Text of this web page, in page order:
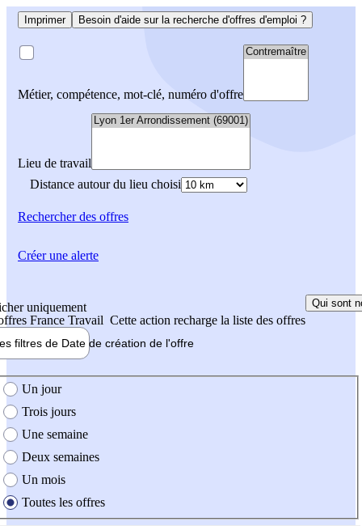
Imprimer Besoin d'aide sur la recherche d'offres d'emploi ?
Métier, compétence, mot-clé, numéro d'offre
Lieu de travail
Distance autour du lieu choisi
Rechercherdes offres
uniquement
France Travail Cette action recharge la liste des offres
Qui sont
filtres de Date de création de l'offre
création de l'offre
Un jour
Trois jours
Une semaine
Deux semaines
Un mois
Toutes les offres
Créer une alerte